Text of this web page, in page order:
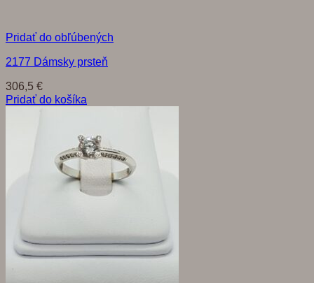
Pridať do obľúbených
2177 Dámsky prsteň
306,5 €
Pridať do košíka